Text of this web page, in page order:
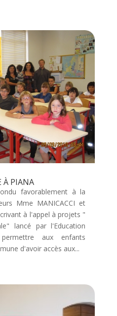
À PIANA
favorablement à la
Mme MANICACCI et
à l'appel à projets "
lancé par l'Education
aux enfants
d'avoir accès aux...